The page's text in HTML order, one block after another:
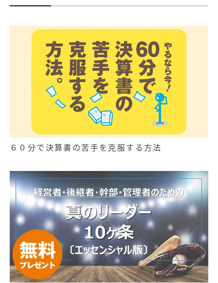
６０分で決算書の苦手を克服する方法